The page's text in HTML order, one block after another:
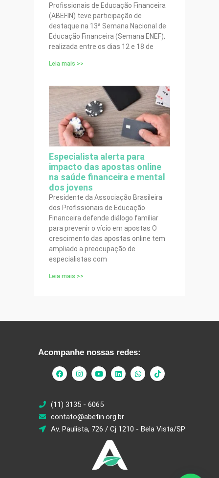
Profissionais de Educação Financeira
(ABEFIN) teve participação de
destaque na 13ª Semana Nacional de
Educação Financeira (Semana ENEF),
realizada entre os dias 12 e 18 de
Leia mais >>
Especialista alerta para
impacto das apostas online
na saúde financeira e mental
dos jovens
Presidente da Associação Brasileira
dos Profissionais de Educação
Financeira defende diálogo familiar
para prevenir o vício em apostas O
crescimento das apostas online tem
ampliado a preocupação de
especialistas com
Leia mais >>
Acompanhe nossas redes:
(11) 3135 - 6065
contato@abefin.org.br
Av. Paulista, 726 / Cj 1210 - Bela Vista/SP